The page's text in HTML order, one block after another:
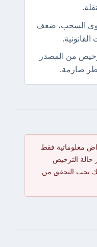
السحب، ضعف
من المصدر
صارمة.
معلوماتية فقط
حالة الترخيص
يجب التحقق من